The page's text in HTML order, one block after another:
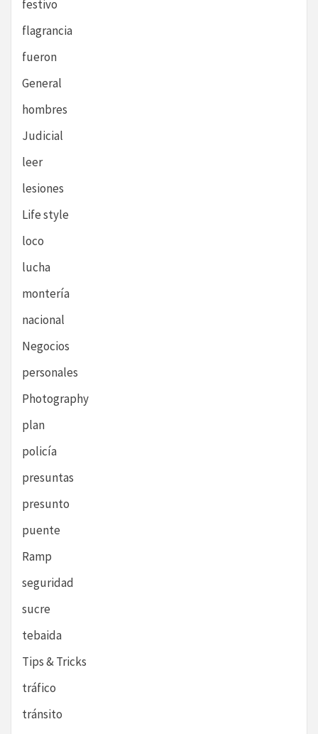
festivo
flagrancia
fueron
General
hombres
Judicial
leer
lesiones
Life style
loco
lucha
montería
nacional
Negocios
personales
Photography
plan
policía
presuntas
presunto
puente
Ramp
seguridad
sucre
tebaida
Tips & Tricks
tráfico
tránsito